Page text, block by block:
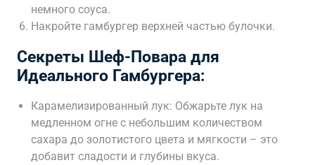
немного соуса.
Накройте гамбургер верхней частью булочки.
Секреты Шеф-Повара для
Идеального Гамбургера:
Карамелизированный лук: Обжарьте лук на
медленном огне с небольшим количеством
сахара до золотистого цвета и мягкости – это
добавит сладости и глубины вкуса.